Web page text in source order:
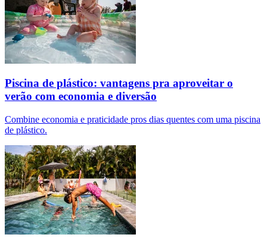
Piscina de plástico: vantagens pra aproveitar o
verão com economia e diversão
Combine economia e praticidade pros dias quentes com uma piscina
de plástico.